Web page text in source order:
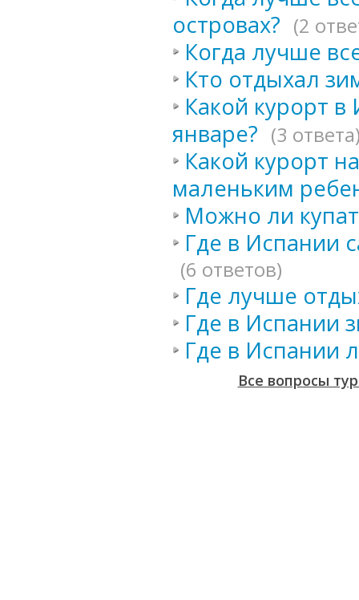
островах? (2
Когда лучше
Кто отдыхал
Какой курорт
январе? (3
Какой курорт
маленьким
Можно ли
Где в Испании
(6 ответов)
Где лучше
Где в Испании
Где в Испании
Все вопросы